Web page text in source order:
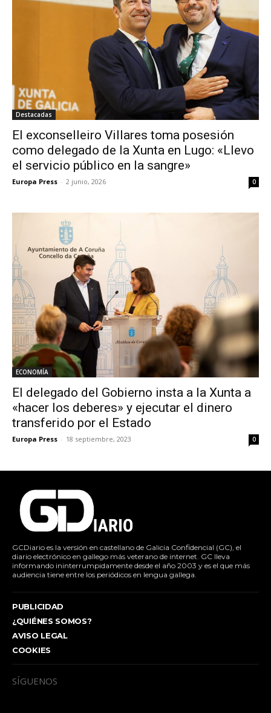
Destacadas
El exconselleiro Villares toma posesión
como delegado de la Xunta en Lugo: «Llevo
el servicio público en la sangre»
Europa Press - 2 junio, 2026 0
ECONOMÍA
El delegado del Gobierno insta a la Xunta a
«hacer los deberes» y ejecutar el dinero
transferido por el Estado
Europa Press - 18 septiembre, 2023 0
GCDiario es la versión en castellano de Galicia Confidencial (GC), el
diario electrónico en gallego más veterano de internet. GC lleva
informando ininterrumpidamente desde el año 2003 y es el que más
audiencia tiene entre los periódicos en lengua gallega.
PUBLICIDAD
¿QUIÉNES SOMOS?
AVISO LEGAL
COOKIES
SÍGUENOS